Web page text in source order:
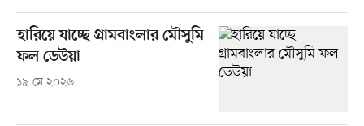
হারিয়ে যাচ্ছে গ্রামবাংলার মৌসুমি
ফল ডেউয়া
১৯ মে ২০২৬